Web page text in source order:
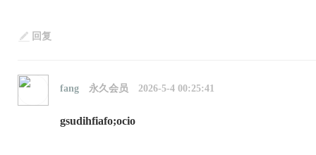
回复
fang 永久会员 2026-5-4 00:25:41
gsudihfiafo;ocio